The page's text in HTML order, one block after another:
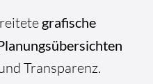
grafische
Transparenz.